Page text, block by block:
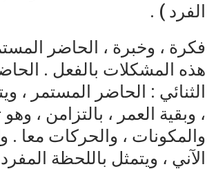
الفرد ) .
فكرة ، وخبرة ، الحاضر
هذه المشكلات بالفعل .
الثنائي : الحاضر المستمر ،
، وبقية العمر ، بالتزامن ، وهو
والمكونات ، والحركات معا .
الآني ، ويتمثل باللحظة